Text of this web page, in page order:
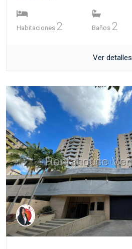
Habitaciones 2 Baños 2
Ver detalles